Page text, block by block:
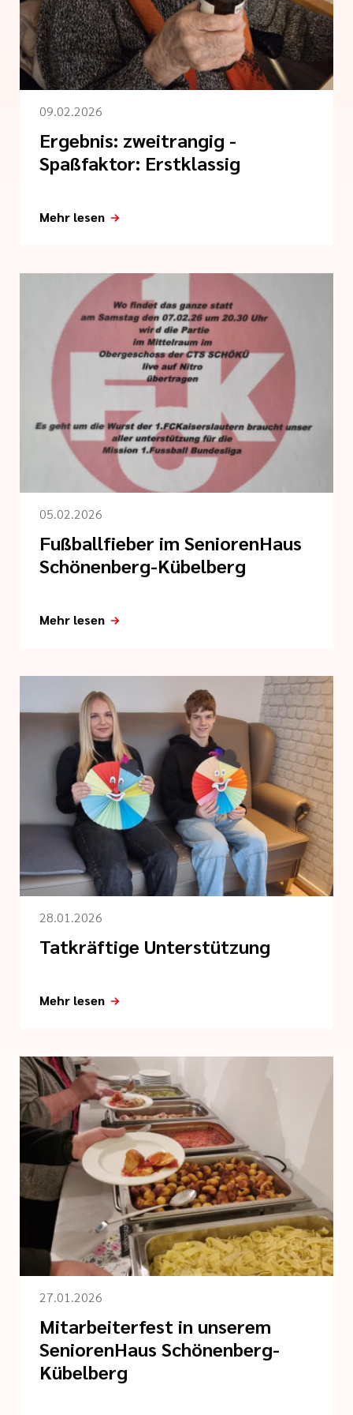
der cts
09.02.2026
Ergebnis: zweitrangig -
Spaßfaktor: Erstklassig
Mehr lesen
05.02.2026
Fußballfieber im SeniorenHaus
Schönenberg-Kübelberg
Mehr lesen
28.01.2026
Tatkräftige Unterstützung
Mehr lesen
27.01.2026
Mitarbeiterfest in unserem
SeniorenHaus Schönenberg-
Kübelberg